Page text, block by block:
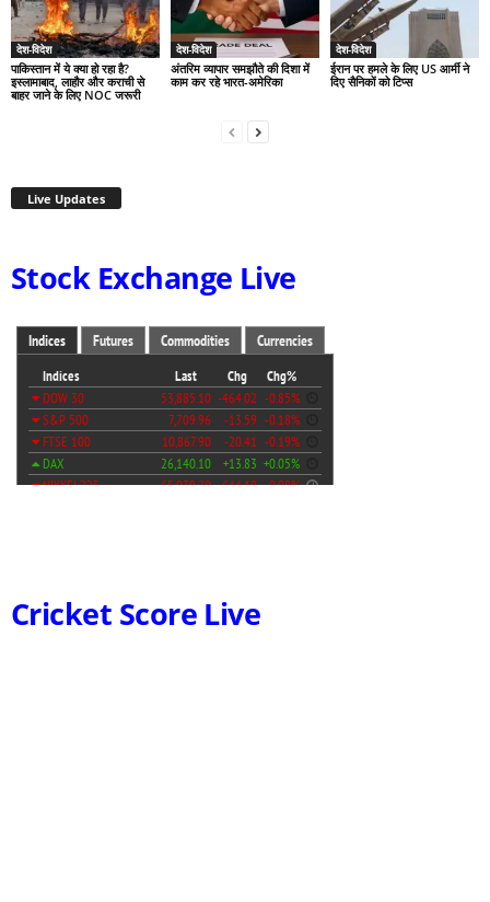
देश-विदेश
पाकिस्तान में ये क्या हो रहा है?
इस्लामाबाद, लाहौर और कराची से
बाहर जाने के लिए NOC जरूरी
देश-विदेश
अंतरिम व्यापार समझौते की दिशा में
काम कर रहे भारत-अमेरिका
देश-विदेश
ईरान पर हमले के लिए US आर्मी ने
दिए सैनिकों को टिप्स
Live Updates
Stock Exchange Live
Cricket Score Live